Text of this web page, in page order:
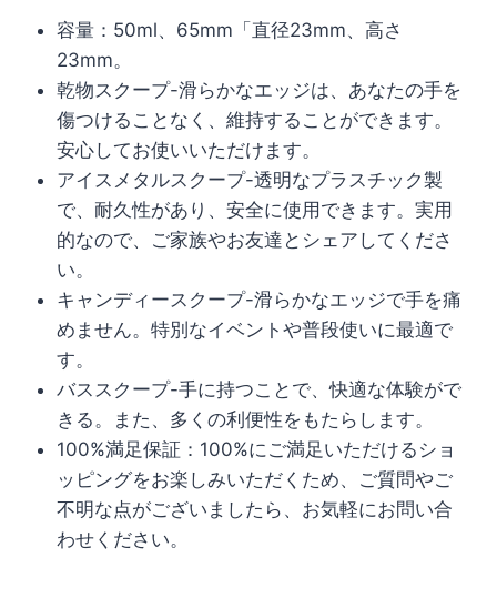
容量：50ml、65mm 「直径23mm、高さ
23mm。
乾物スクープ-滑らかなエッジは、あなたの手を
傷つけることなく、維持することができます。
安心してお使いいただけます。
アイスメタルスクープ-透明なプラスチック製
で、耐久性があり、安全に使用できます。実用
的なので、ご家族やお友達とシェアしてくださ
い。
キャンディースクープ-滑らかなエッジで手を痛
めません。特別なイベントや普段使いに最適で
す。
バススクープ-手に持つことで、快適な体験がで
きる。また、多くの利便性をもたらします。
100%満足保証：100%にご満足いただけるショ
ッピングをお楽しみいただくため、ご質問やご
不明な点がございましたら、お気軽にお問い合
わせください。